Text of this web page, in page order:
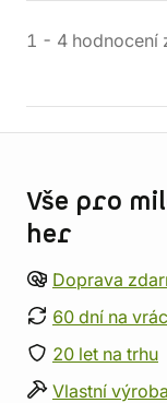
1 - 4 hodnocení
Vše pro
her
Doprava
60 dní na
20 let na trhu
Vlastní výroba